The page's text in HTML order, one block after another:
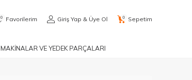
0 Favorilerim Giriş Yap & Üye Ol 0 Sepetim
MAKİNALAR VE YEDEK PARÇALARI